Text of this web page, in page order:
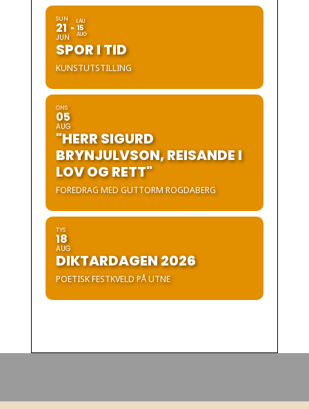
SUN
21
JUN
LAU
15
AUG
SPOR I TID
KUNSTUTSTILLING
ONS
05
AUG
"HERR SIGURD
BRYNJULVSON, REISANDE I
LOV OG RETT"
FOREDRAG MED GUTTORM ROGDABERG
TYS
18
AUG
DIKTARDAGEN 2026
POETISK FESTKVELD PÅ UTNE